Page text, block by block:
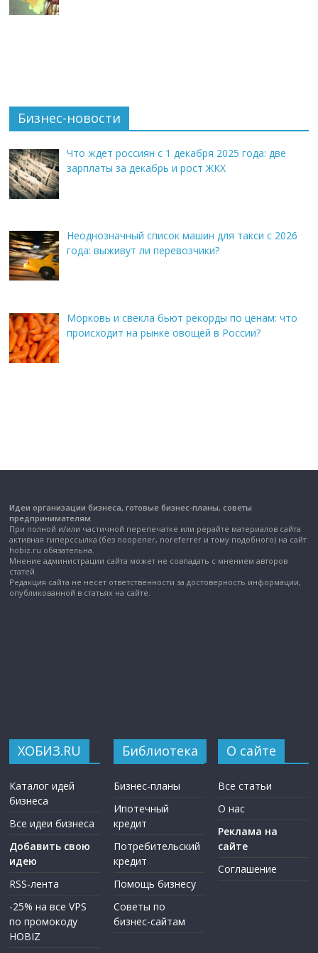
Бизнес-новости
Что ждет россиян с 1 декабря 2025 года: две
зарплаты за декабрь и рост ЖКХ
Неоднозначный список машин для такси с 2026
года: выживут ли перевозчики?
Морковь и свекла бьют рекорды по ценам: что
происходит на рынке овощей в России?
Идеи организации бизнеса, готовые бизнес-планы, советы
предпринимателям.
При полной и/или частичной перепечатке или рерайте материалов сайта
активная гиперссылка (без noopener, noreferrer и тому подобного) на сайт
hobiz.ru обязательна.
Мнение администрации сайта может не совпадать с мнением авторов
статей.
Редакция сайта не несет ответственности за достоверность информации,
опубликованной в статьях на сайте.
ХОБИЗ.RU
Каталог идей
бизнеса
Все идеи бизнеса
Добавить свою
идею
RSS-лента
-25% на все VPS
по промокоду
HOBIZ
Библиотека
Бизнес-планы
Ипотечный
кредит
Потребительский
кредит
Помощь бизнесу
Советы по
бизнес-сайтам
О сайте
Все статьи
О нас
Реклама на
сайте
Соглашение